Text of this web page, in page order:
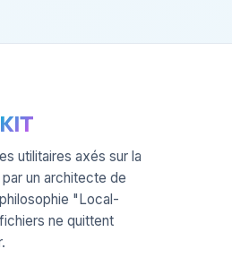
KIT
utilitaires axés sur la
un architecte de
"Local-
ne quittent